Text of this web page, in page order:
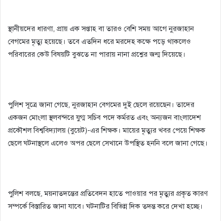
স্থানীয়দের ধারণা, প্রায় এক সপ্তাহ বা তারও বেশি সময় আগে নুরজাহান
বেগমের মৃত্যু হয়েছে। তবে এতদিন ধরে মরদেহ কক্ষে পড়ে থাকলেও
পরিবারের কেউ বিষয়টি বুঝতে না পারায় নানা প্রশ্নের জন্ম দিয়েছে।
পুলিশ সূত্রে জানা গেছে, নুরজাহান বেগমের দুই ছেলে রয়েছেন। তাদের
একজন মোংলা স্থলবন্দরে যুগ্ম সচিব পদে কর্মরত এবং অন্যজন বাংলাদেশ
প্রকৌশল বিশ্ববিদ্যালয় (বুয়েট)-এর শিক্ষক। মায়ের মৃত্যুর খবর পেয়ে শিক্ষক
ছেলে ঘটনাস্থলে এলেও অপর ছেলে সেখানে উপস্থিত হননি বলে জানা গেছে।
পুলিশ বলছে, ময়নাতদন্তের প্রতিবেদন হাতে পাওয়ার পর মৃত্যুর প্রকৃত কারণ
সম্পর্কে বিস্তারিত জানা যাবে। ঘটনাটির বিভিন্ন দিক তদন্ত করে দেখা হচ্ছে।